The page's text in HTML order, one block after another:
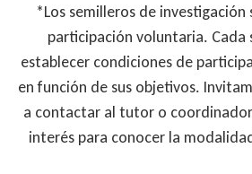
*Los semilleros de investigación
participación voluntaria. Cada
establecer condiciones de
en función de sus objetivos.
a contactar al tutor o
interés para conocer la